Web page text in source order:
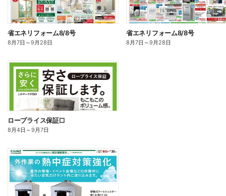
省エネリフォーム8/8号
8月7日 ～9月28日
省エネリフォーム8/8号
8月7日 ～9月28日
ロープライス保証□
8月4日 ～9月7日